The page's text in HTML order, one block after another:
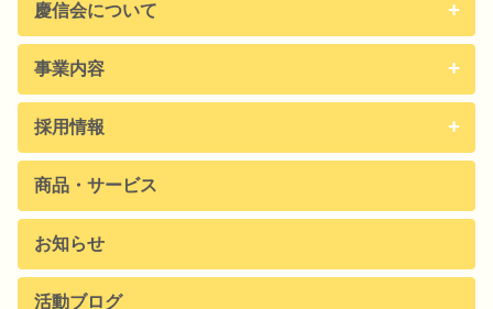
慶信会について
事業内容
採用情報
商品・サービス
お知らせ
活動ブログ